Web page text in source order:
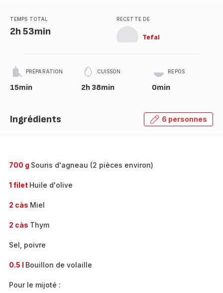
TEMPS TOTAL
2h 53min
RECETTE DE
Tefal
PRÉPARATION
15min
CUISSON
2h 38min
REPOS
0min
Ingrédients 6 personnes
700 g Souris d'agneau (2 pièces environ)
1 filet Huile d'olive
2 càs Miel
2 càs Thym
Sel, poivre
0.5 l Bouillon de volaille
Pour le mijoté :